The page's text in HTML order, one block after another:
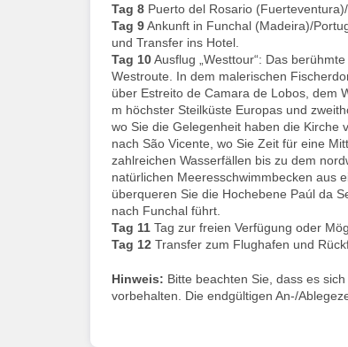
Tag 8 Puerto del Rosario
Tag 9Ankunft in Funchal (Madeira)/
und Transfer ins Hotel.
Tag 10Ausflug „Westtour“: Das
Westroute. In dem malerischen
über Estreito de Camara de Lobos, dem
m höchster Steilküste Europas und
wo Sie die Gelegenheit haben die Kirche
nach São Vicente, wo Sie Zeit für eine
zahlreichen Wasserfällen bis zu dem
natürlichen Meeresschwimmbecken aus
überqueren Sie die Hochebene Paúl da
nach Funchal führt.
Tag 11 Tag zur freien Verfügung oder
Tag 12 Transfer zum Flughafen und
Hinweis: Bitte beachten Sie, dass es
vorbehalten. Die endgültigen An-/